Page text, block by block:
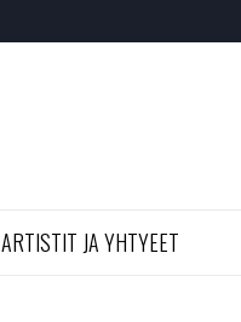
ARTISTIT JA YHTYEET